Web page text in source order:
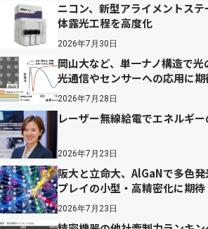
ニコン、新型アライメントス
体露光工程を高度化
2026年7月30日
岡山大など、単一ナノ構造で
光通信やセンサーへの応用に期
2026年7月28日
レーザー無線給電でエネルギ
2026年7月23日
阪大と立命大、AlGaNで多色
プレイの小型・高精密化に期待
2026年7月23日